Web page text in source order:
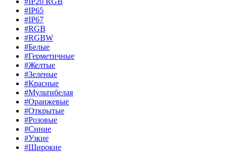
#IP65
#IP67
#RGB
#RGBW
#Белые
#Герметичные
#Желтые
#Зеленые
#Красные
#Мультибелая
#Оранжевые
#Открытые
#Розовые
#Синие
#Узкие
#Широкие